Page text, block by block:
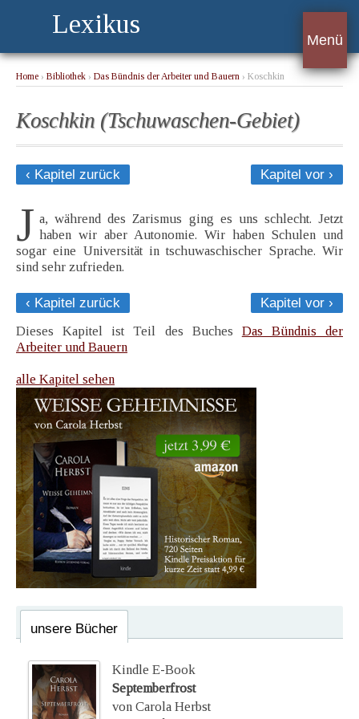
Lexikus
Menü
Home › Bibliothek › Das Bündnis der Arbeiter und Bauern › Koschkin
Koschkin (Tschuwaschen-Gebiet)
‹ Kapitel zurück Kapitel vor ›
J a, während des Zarismus ging es uns schlecht. Jetzt
haben wir aber Autonomie. Wir haben Schulen und
sogar eine Universität in tschuwaschischer Sprache. Wir
sind sehr zufrieden.
‹ Kapitel zurück
Kapitel vor ›
Dieses Kapitel ist Teil des Buches Das Bündnis der
Arbeiter und Bauern
alle Kapitel sehen
unsere Bücher
Kindle E-Book
Septemberfrost
von Carola Herbst